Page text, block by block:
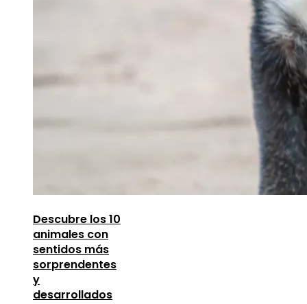
Descubre los 10
animales con
sentidos más
sorprendentes
y
desarrollados